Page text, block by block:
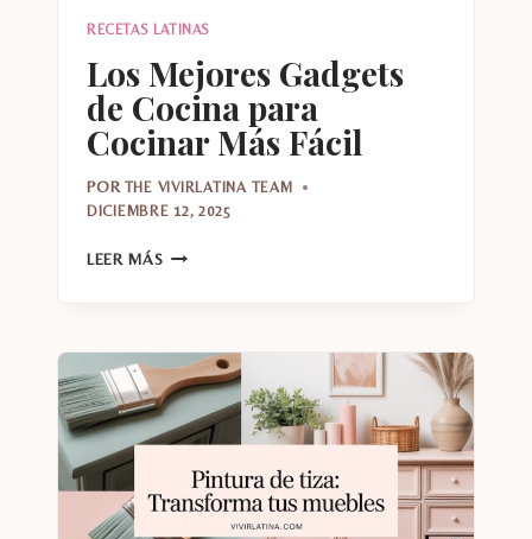
RECETAS LATINAS
Los Mejores Gadgets
de Cocina para
Cocinar Más Fácil
POR THE VIVIRLATINA TEAM
DICIEMBRE 12, 2025
LEER MÁS LOS
COCINA
PARA
COCINAR
MÁS